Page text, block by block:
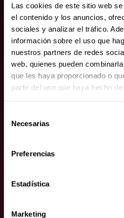
Las cookies de este sitio web
el contenido y los anuncios,
sociales y analizar el tráfico.
información sobre el uso que
nuestros partners de redes
web, quienes pueden
que les haya proporcionado o
partir del uso que haya hecho
Necesarias
Preferencias
Estadística
Marketing
Sus